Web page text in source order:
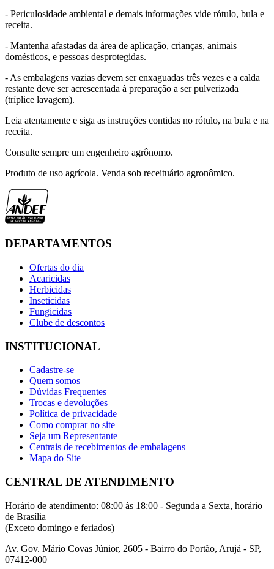
- Periculosidade ambiental e demais informações vide rótulo, bula e
receita.
- Mantenha afastadas da área de aplicação, crianças, animais
domésticos, e pessoas desprotegidas.
- As embalagens vazias devem ser enxaguadas três vezes e a calda
restante deve ser acrescentada à preparação a ser pulverizada
(tríplice lavagem).
Leia atentamente e siga as instruções contidas no rótulo, na bula e na
receita.
Consulte sempre um engenheiro agrônomo.
Produto de uso agrícola. Venda sob receituário agronômico.
DEPARTAMENTOS
Ofertas do dia
Acaricidas
Herbicidas
Inseticidas
Fungicidas
Clube de descontos
INSTITUCIONAL
Cadastre-se
Quem somos
Dúvidas Frequentes
Trocas e devoluções
Política de privacidade
Como comprar no site
Seja um Representante
Centrais de recebimentos de embalagens
Mapa do Site
CENTRAL DE ATENDIMENTO
Horário de atendimento: 08:00 às 18:00 - Segunda a Sexta, horário
de Brasília
(Exceto domingo e feriados)
Av. Gov. Mário Covas Júnior, 2605 - Bairro do Portão, Arujá - SP,
07412-000